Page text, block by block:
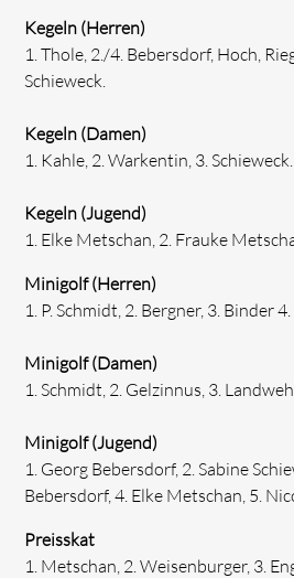
Kegeln (Herren)
1. Thole, 2./4. Bebersdorf, Hoch,
Schieweck.
Kegeln (Damen)
1. Kahle, 2. Warkentin, 3. Schieweck.
Kegeln (Jugend)
1. Elke Metschan, 2. Frauke
Minigolf (Herren)
1. P. Schmidt, 2. Bergner, 3. Binder
Minigolf (Damen)
1. Schmidt, 2. Gelzinnus, 3.
Minigolf (Jugend)
1. Georg Bebersdorf, 2. Sabine
Bebersdorf, 4. Elke Metschan, 5.
Preisskat
1. Metschan, 2. Weisenburger, 3.